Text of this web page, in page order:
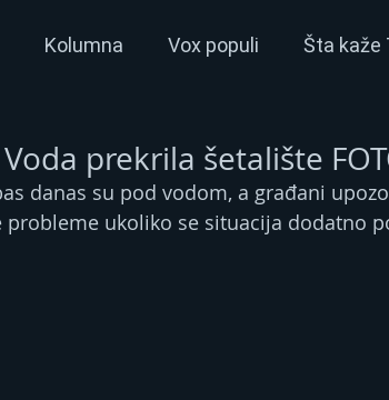
Kolumna Vox populi Šta kaže
prekrila šetalište
danas su pod vodom, a građani
ukoliko se situacija dodatno